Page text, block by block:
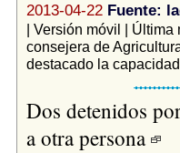
2013-04-22 Fuente:
| Versión móvil |
consejera de
destacado la
Dos detenidos
a otra persona